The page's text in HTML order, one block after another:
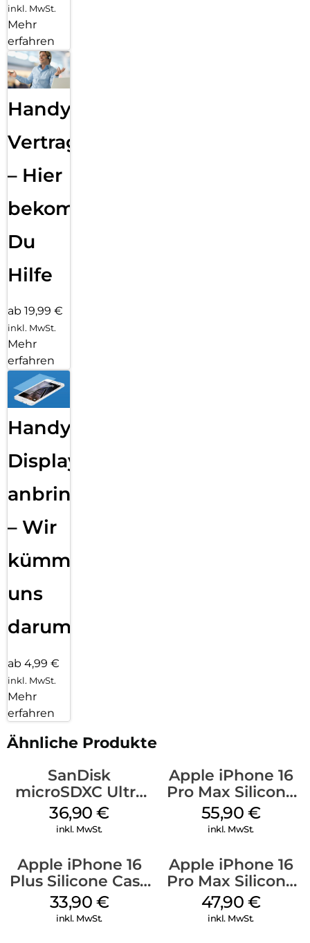
inkl. MwSt.
Mehr
erfahren
Handy
Vertragsabwicklung
– Hier
bekommst
Du
Hilfe
ab 19,99 €
inkl. MwSt.
Mehr
erfahren
Handy
Displayfolie
anbringen
– Wir
kümmern
uns
darum!
ab 4,99 €
inkl. MwSt.
Mehr
erfahren
Ähnliche Produkte
SanDisk
microSDXC Ultra
128 GB + Adapter
Mobile
36,90€
inkl. MwSt.
Apple iPhone 16
Pro Max Silicone
Case MagSafe
Stone Gray
55,90 €
inkl. MwSt.
Apple iPhone 16
Plus Silicone Case
MagSafe Lake
Green
33,90 €
inkl. MwSt.
Apple iPhone 16
Pro Max Silicone
Case MagSafe
Black
47,90 €
inkl. MwSt.